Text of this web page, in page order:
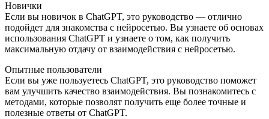
Новички
Если вы новичок в ChatGPT, это руководство — отлично
подойдет для знакомства с нейросетью. Вы узнаете об основах
использования ChatGPT и узнаете о том, как получить
максимальную отдачу от взаимодействия с нейросетью.
Опытные пользователи
Если вы уже пользуетесь ChatGPT, это руководство поможет
вам улучшить качество взаимодействия. Вы познакомитесь с
методами, которые позволят получить еще более точные и
полезные ответы от ChatGPT.